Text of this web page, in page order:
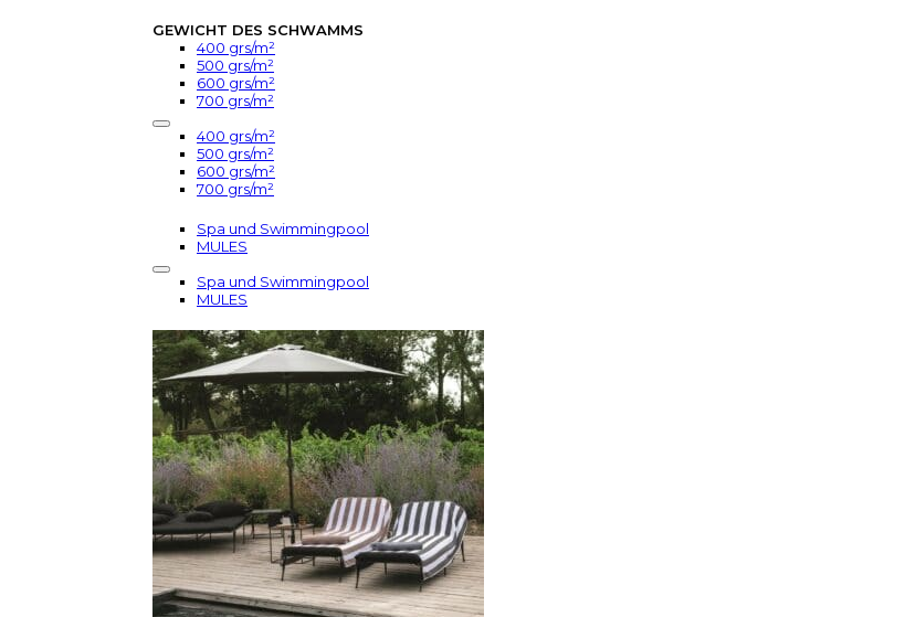
GEWICHT DES SCHWAMMS
400 grs/m²
500 grs/m²
600 grs/m²
700 grs/m²
400 grs/m²
500 grs/m²
600 grs/m²
700 grs/m²
Spa und Swimmingpool
MULES
Spa und Swimmingpool
MULES